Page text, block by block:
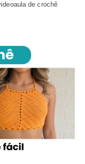
de crochê